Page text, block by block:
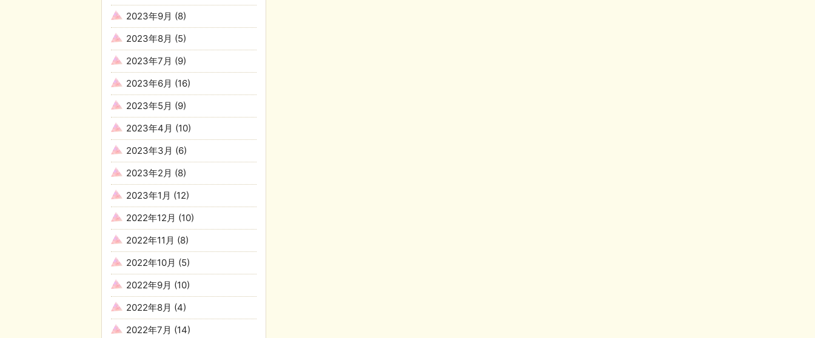
2023年9月 (8)
2023年8月 (5)
2023年7月 (9)
2023年6月 (16)
2023年5月 (9)
2023年4月 (10)
2023年3月 (6)
2023年2月 (8)
2023年1月 (12)
2022年12月 (10)
2022年11月 (8)
2022年10月 (5)
2022年9月 (10)
2022年8月 (4)
2022年7月 (14)